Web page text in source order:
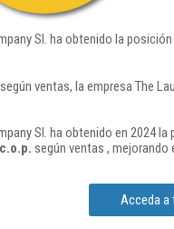
Sl. ha obtenido la posición
según ventas, la empresa The
Sl. ha obtenido en 2024 la
según ventas ,
Acceda a